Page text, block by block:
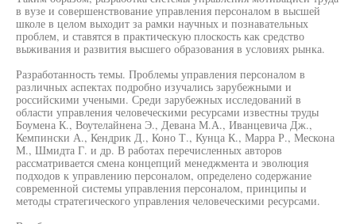
в вузе и совершенствование управления персоналом в высшей
школе в целом выходит за рамки научных и познавательных
проблем, и ставятся в практическую плоскость как средство
выживания и развития высшего образования в условиях рынка.
Разработанность темы. Проблемы управления персоналом в
различных аспектах подробно изучались зарубежными и
российскими учеными. Среди зарубежных исследований в
области управления человеческими ресурсами известны труды
Боумена К., Воутелайнена Э., Девана М.А., Иванцевича Дж.,
Кемпински А., Кендрик Д., Коно Т., Кунца К., Марра Р., Мескона
М., Шмидта Г. и др. В работах перечисленных авторов
рассматривается смена концепций менеджмента и эволюция
подходов к управлению персоналом, определено содержание
современной системы управления персоналом, принципы и
методы стратегического управления человеческими ресурсами.